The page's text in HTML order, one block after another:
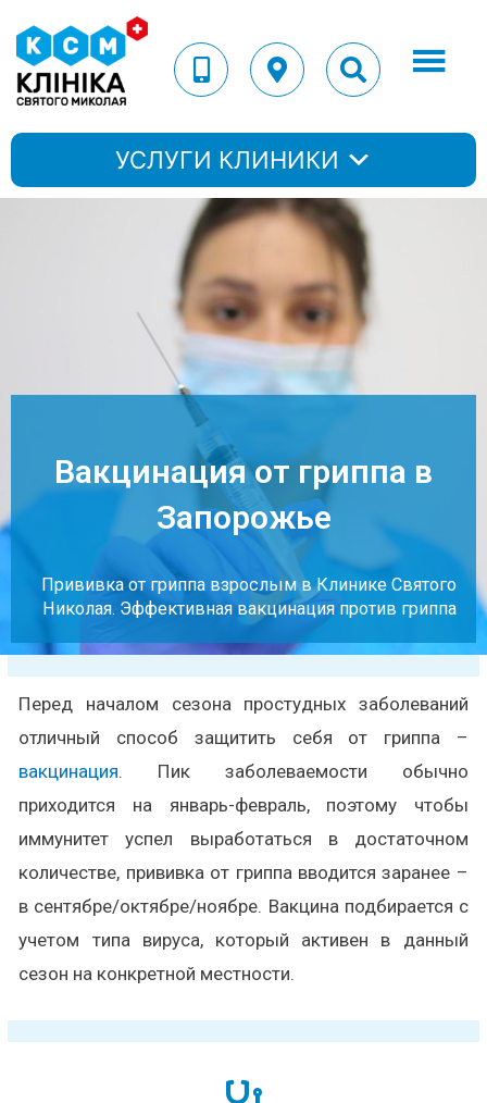
УСЛУГИ КЛИНИКИ
Вакцинация от гриппа в
Запорожье
Прививка от гриппа взрослым в Клинике Святого
Николая. Эффективная вакцинация против гриппа
Перед началом сезона простудных заболеваний
отличный способ защитить себя от гриппа –
вакцинация. Пик заболеваемости обычно
приходится на январь-февраль, поэтому чтобы
иммунитет успел выработаться в достаточном
количестве, прививка от гриппа вводится заранее –
в сентябре/октябре/ноябре. Вакцина подбирается с
учетом типа вируса, который активен в данный
сезон на конкретной местности.